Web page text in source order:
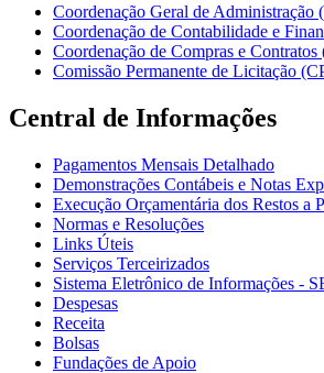
Coordenação Geral de Administração
Coordenação de Contabilidade e
Coordenação de Compras e
Comissão Permanente de Licitação
Central de Informações
Pagamentos Mensais Detalhado
Demonstrações Contábeis e Notas
Execução Orçamentária dos Restos a
Normas e Resoluções
Links Úteis
Serviços Terceirizados
Sistema Eletrônico de Informações -
Despesas
Receita
Bolsas
Fundações de Apoio